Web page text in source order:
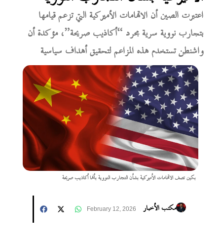
اعتبرت الصين أن الاتهامات الأميركية التي تزعم قيامها
بتجارب نووية سرية مجرد “أكاذيب صريحة”، مؤكدة أن
واشنطن تستخدم هذه المزاعم لتحقيق أهداف سياسية
بكين تصف الاتهامات الأميركية بشأن التجارب النووية بأنها أكاذيب صريحة
مكتب الأخبار February 12, 2026